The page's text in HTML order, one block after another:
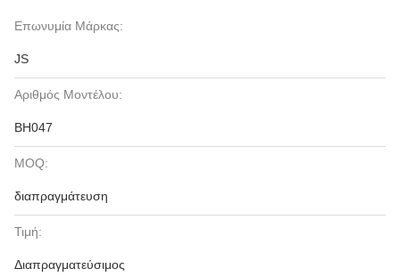
Επωνυμία Μάρκας:
JS
Αριθμός Μοντέλου:
BH047
MOQ:
διαπραγμάτευση
Τιμή:
Διαπραγματεύσιμος